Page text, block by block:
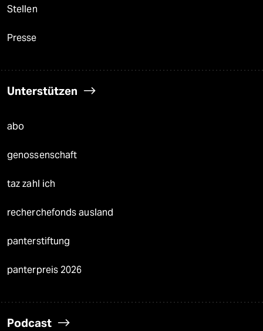
Stellen
Presse
Unterstützen
abo
genossenschaft
taz zahl ich
recherchefonds ausland
panterstiftung
panterpreis 2026
Podcast